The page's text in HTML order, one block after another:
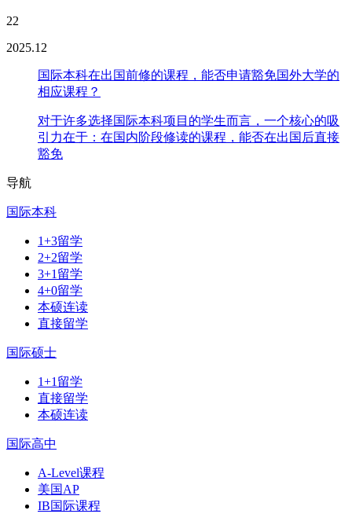
22
2025.12
国际本科在出国前修的课程，能否申请豁免国外大学的
相应课程？
对于许多选择国际本科项目的学生而言，一个核心的吸
引力在于：在国内阶段修读的课程，能否在出国后直接
豁免
导航
国际本科
1+3留学
2+2留学
3+1留学
4+0留学
本硕连读
直接留学
国际硕士
1+1留学
直接留学
本硕连读
国际高中
A-Level课程
美国AP
IB国际课程